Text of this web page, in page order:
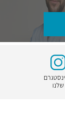
שלנו